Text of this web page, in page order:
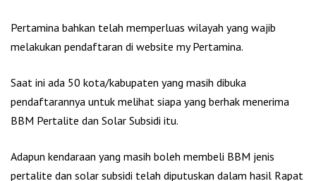
Pertamina bahkan telah memperluas wilayah yang wajib
melakukan pendaftaran di website my Pertamina.
Saat ini ada 50 kota/kabupaten yang masih dibuka
pendaftarannya untuk melihat siapa yang berhak menerima
BBM Pertalite dan Solar Subsidi itu.
Adapun kendaraan yang masih boleh membeli BBM jenis
pertalite dan solar subsidi telah diputuskan dalam hasil Rapat